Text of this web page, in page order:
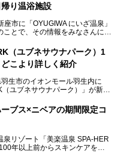
り温浴施設
市に「OYUGIWA にいざ温泉」
とで、その情報をみなさんにい
泉や本格的なサウナをはじめ、4
食事処、他施設とは一線を画す
（ユブネサウナパーク）1
こより詳しく紹介
生市のイオンモール羽生内に
ユブネサウナパーク）」が新規
ループの一員となった「湯舞音
YUBUNE SAUNA PARK」を立
った遊び心満点の"銭湯×屋外サ
呂のほか、水着やサウナ着で楽
ブス×ニベアの期間限定コ
泉リゾート「美楽温泉 SPA-HER
年以上前からスキンケアを考